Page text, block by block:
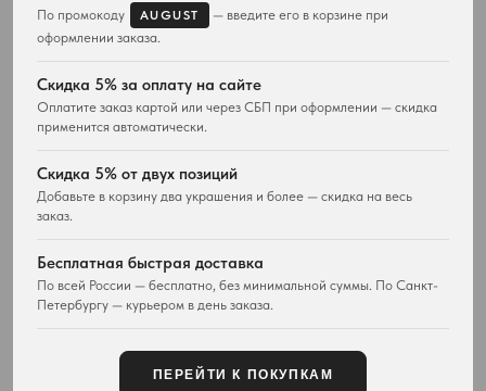
По промокоду AUGUST
— введите его в корзине при
оформлении заказа.
Скидка 5% за оплату на сайте
Оплатите заказ картой или через СБП при оформлении — скидка
применится автоматически.
Скидка 5% от двух позиций
Добавьте в корзину два украшения и более — скидка на весь
заказ.
Бесплатная быстрая доставка
По всей России — бесплатно, без минимальной суммы. По Санкт-
Петербургу — курьером в день заказа.
ПЕРЕЙТИ К ПОКУПКАМ
Подвески и ожерелья
Серьги
Кольца
Часы
Сумки
Для него
ПОКУПАТЕЛЯМ
Доставка
Возврат товара
Отзывы покупателей
Контакты
Карта сайта
О магазине
Новости и проекты
Все материалы